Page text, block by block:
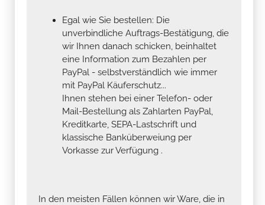
Egal wie Sie bestellen: Die
unverbindliche Auftrags-Bestätigung, die
wir Ihnen danach schicken, beinhaltet
eine Information zum Bezahlen per
PayPal - selbstverständlich wie immer
mit PayPal Käuferschutz...
Ihnen stehen bei einer Telefon- oder
Mail-Bestellung als Zahlarten PayPal,
Kreditkarte, SEPA-Lastschrift und
klassische Banküberweiung per
Vorkasse zur Verfügung .
In den meisten Fällen können wir Ware, die in